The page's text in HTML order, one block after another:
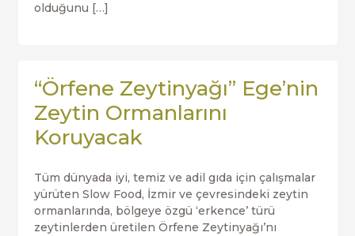
olduğunu […]
“Örfene Zeytinyağı” Ege’nin
Zeytin Ormanlarını
Koruyacak
Tüm dünyada iyi, temiz ve adil gıda için çalışmalar
yürüten Slow Food, İzmir ve çevresindeki zeytin
ormanlarında, bölgeye özgü ‘erkence’ türü
zeytinlerden üretilen Örfene Zeytinyağı’nı